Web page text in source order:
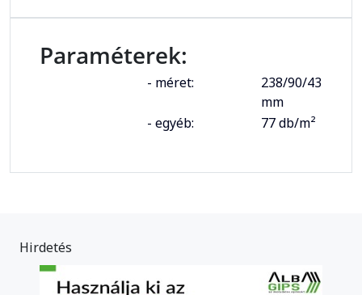
Paraméterek:
- méret:
238/90/43
mm
- egyéb:
77 db/m²
Hirdetés